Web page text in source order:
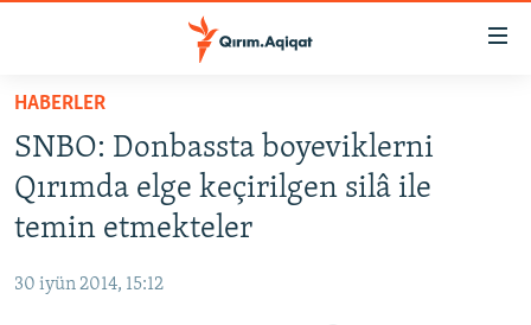
Esas
qaytmaq
Baş
navigatsiyağa
qaytmaq
Qıdıruvğa
qaytmaq
İQTİSADİYAT
MEDENİYET
HABERLER
SNBO: Donbassta boyeviklerni
Qırımda elge keçirilgen silâ ile
temin etmekteler
30 iyün 2014, 15:12